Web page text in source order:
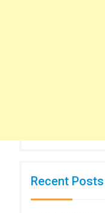
Recent Posts